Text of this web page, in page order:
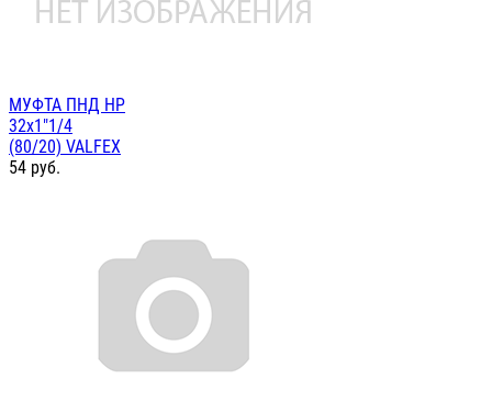
МУФТА ПНД НР
32х1"1/4
(80/20) VALFEX
54 руб.